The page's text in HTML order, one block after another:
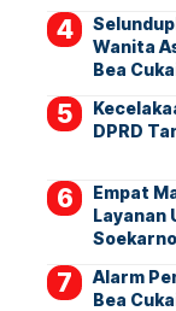
Wanita
Bea
DPRD
Empat
Layanan
Alarm
Bea